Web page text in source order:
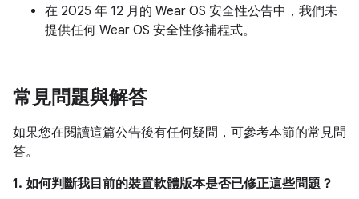
在 2025 年 12 月的 Wear OS 安全性公告中，我們未
提供任何 Wear OS 安全性修補程式。
常見問題與解答
如果您在閱讀這篇公告後有任何疑問，可參考本節的常見問
答。
1. 如何判斷我目前的裝置軟體版本是否已修正這些問題？